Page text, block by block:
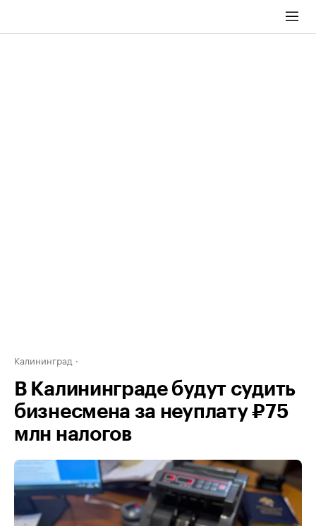
Калининград
В Калининграде будут судить
бизнесмена за неуплату ₽75
млн налогов